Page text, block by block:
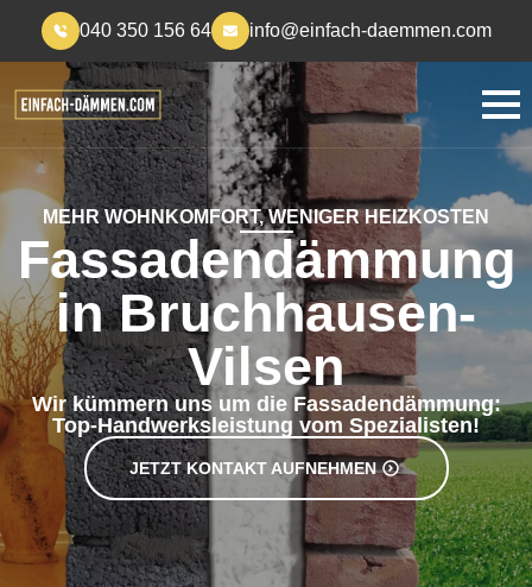
040 350 156 64 info@einfach-daemmen.com
MEHR WOHNKOMFORT, WENIGER HEIZKOSTEN
Fassadendämmung
in Bruchhausen-
Vilsen
Wir kümmern uns um die Fassadendämmung:
Top-Handwerksleistung vom Spezialisten!
JETZT KONTAKT AUFNEHMEN